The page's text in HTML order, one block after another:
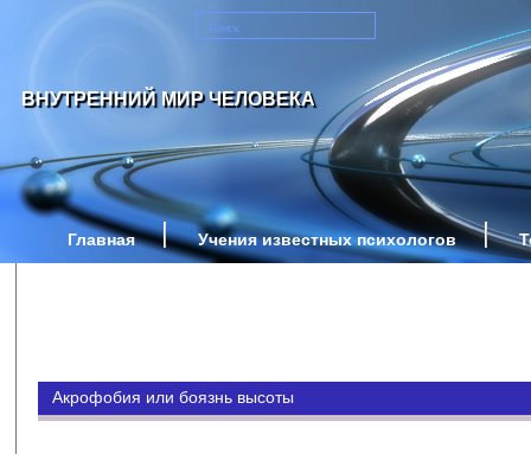
ВНУТРЕННИЙ МИР ЧЕЛОВЕКА
Главная Учения известных психологов
Акрофобия или боязнь высоты